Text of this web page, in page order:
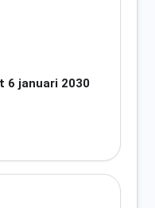
6 januari 2030